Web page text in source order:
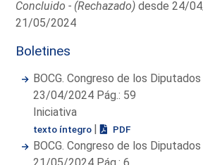
Concluido - (Rechazado) desde 24/
21/05/2024
Boletines
BOCG. Congreso de los
23/04/2024 Pág.: 59
Iniciativa
texto íntegro | PDF
BOCG. Congreso de los
21/05/2024 Pág.: 6